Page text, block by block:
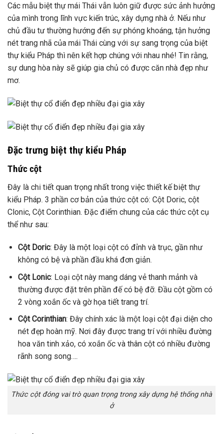
Các mẫu biệt thự mái Thái vẫn luôn giữ được sức ảnh hưởng
của mình trong lĩnh vực kiến trúc, xây dựng nhà ở. Nếu như
chủ đầu tư thường hướng đến sự phóng khoáng, tận hưởng
nét trang nhã của mái Thái cùng với sự sang trọng của biệt
thự kiểu Pháp thì nên kết hợp chúng với nhau nhé! Tin rằng,
sự dung hòa này sẽ giúp gia chủ có được căn nhà đẹp như
mơ.
Đặc trưng biệt thự kiểu Pháp
Thức cột
Đây là chi tiết quan trọng nhất trong việc thiết kế biệt thự
kiểu Pháp. 3 phần cơ bản của thức cột có: Cột Doric, cột
Clonic, Cột Corinthian. Đặc điểm chung của các thức cột cụ
thể như sau:
Cột Doric: Đây là một loại cột có đỉnh và trục, gần như
không có bệ và phần đầu khá đơn giản.
Cột Lonic: Loại cột này mang dáng vẻ thanh mảnh và
thường được đặt trên phần đế có bệ đỡ. Đầu cột gồm có
2 vòng xoắn ốc và gờ họa tiết trang trí.
Cột Corinthian: Đây chính xác là một loại cột đại diện cho
nét đẹp hoàn mỹ. Nơi đây được trang trí với nhiều đường
hoa văn tinh xảo, có xoắn ốc và thân cột có nhiều đường
rãnh song song….
Thức cột đóng vai trò quan trọng trong xây dựng hệ thống nhà
ở